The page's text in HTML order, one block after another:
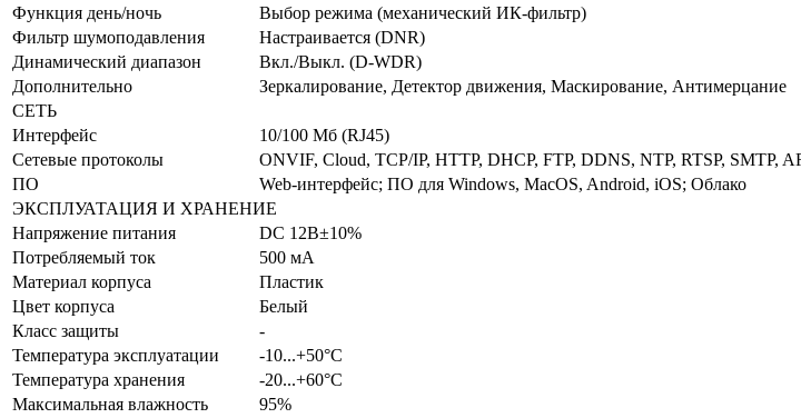
Функция день/ночь
Выбор режима (механический ИК-фильтр)
Фильтр шумоподавления
Настраивается (DNR)
Динамический диапазон
Вкл./Выкл. (D-WDR)
Дополнительно
Зеркалирование, Детектор движения, Маскирование, Антимерцание
СЕТЬ
Интерфейс
10/100 Мб (RJ45)
Сетевые протоколы
ONVIF, Cloud, TCP/IP, HTTP, DHCP, FTP, DDNS, NTP, RTSP, SMTP,
ПО
Web-интерфейс; ПО для Windows, MacOS, Android, iOS; Облако
ЭКСПЛУАТАЦИЯ И ХРАНЕНИЕ
Напряжение питания
DC 12В±10%
Потребляемый ток
500 мА
Материал корпуса
Пластик
Цвет корпуса
Белый
Класс защиты
-
Температура эксплуатации
-10...+50°С
Температура хранения
-20...+60°С
Максимальная влажность
95%